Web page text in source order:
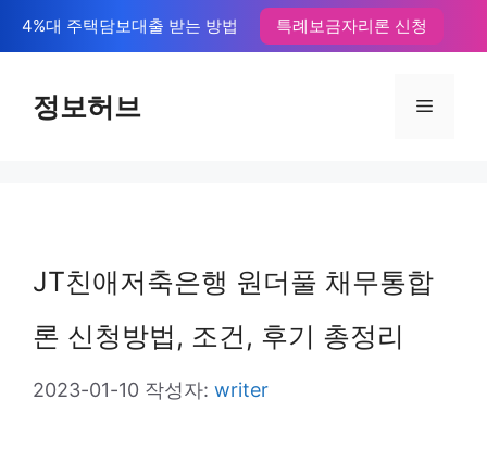
텐
4%대 주택담보대출 받는 방법 특례보금자리론 신청
정보허브 메
JT친애저축은행 원더풀 채무통합
론 신청방법, 조건, 후기 총정리
2023-01-10 작성자: writer